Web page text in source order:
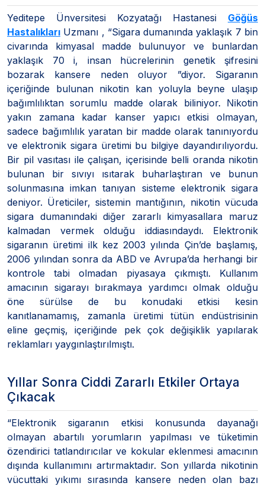
Yeditepe Ünversitesi Kozyatağı Hastanesi Göğüs
Hastalıkları Uzmanı , “Sigara dumanında yaklaşık 7 bin
civarında kimyasal madde bulunuyor ve bunlardan
yaklaşık 70 i, insan hücrelerinin genetik şifresini
bozarak kansere neden oluyor ”diyor. Sigaranın
içeriğinde bulunan nikotin kan yoluyla beyne ulaşıp
bağımlılıktan sorumlu madde olarak biliniyor. Nikotin
yakın zamana kadar kanser yapıcı etkisi olmayan,
sadece bağımlılık yaratan bir madde olarak tanınıyordu
ve elektronik sigara üretimi bu bilgiye dayandırılıyordu.
Bir pil vasıtası ile çalışan, içerisinde belli oranda nikotin
bulunan bir sıvıyı ısıtarak buharlaştıran ve bunun
solunmasına imkan tanıyan sisteme elektronik sigara
deniyor. Üreticiler, sistemin mantığının, nikotin vücuda
sigara dumanındaki diğer zararlı kimyasallara maruz
kalmadan vermek olduğu iddiasındaydı. Elektronik
sigaranın üretimi ilk kez 2003 yılında Çin’de başlamış,
2006 yılından sonra da ABD ve Avrupa’da herhangi bir
kontrole tabi olmadan piyasaya çıkmıştı. Kullanım
amacının sigarayı bırakmaya yardımcı olmak olduğu
öne sürülse de bu konudaki etkisi kesin
kanıtlanamamış, zamanla üretimi tütün endüstrisinin
eline geçmiş, içeriğinde pek çok değişiklik yapılarak
reklamları yaygınlaştırılmıştı.
Yıllar Sonra Ciddi Zararlı Etkiler Ortaya
Çıkacak
“Elektronik sigaranın etkisi konusunda dayanağı
olmayan abartılı yorumların yapılması ve tüketimin
özendirici tatlandırıcılar ve kokular eklenmesi amacının
dışında kullanımını artırmaktadır. Son yıllarda nikotinin
vücuttaki yıkımı sırasında kansere neden olan bazı